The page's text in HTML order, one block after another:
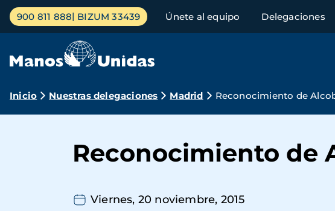
Pasar
contenido
Menú
principal
900 811 888 BIZUM 33439 Únete al equipo Delegaciones
Ruta
navegación
Inicio Nuestras delegaciones Madrid Reconocimiento de
Reconocimiento de
Viernes, 20 noviembre, 2015